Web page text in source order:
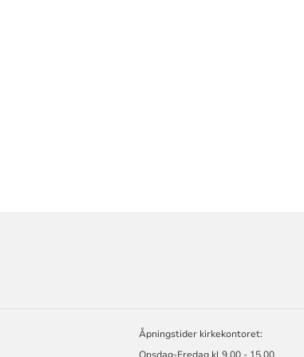
Åpningstider kirkekontoret: